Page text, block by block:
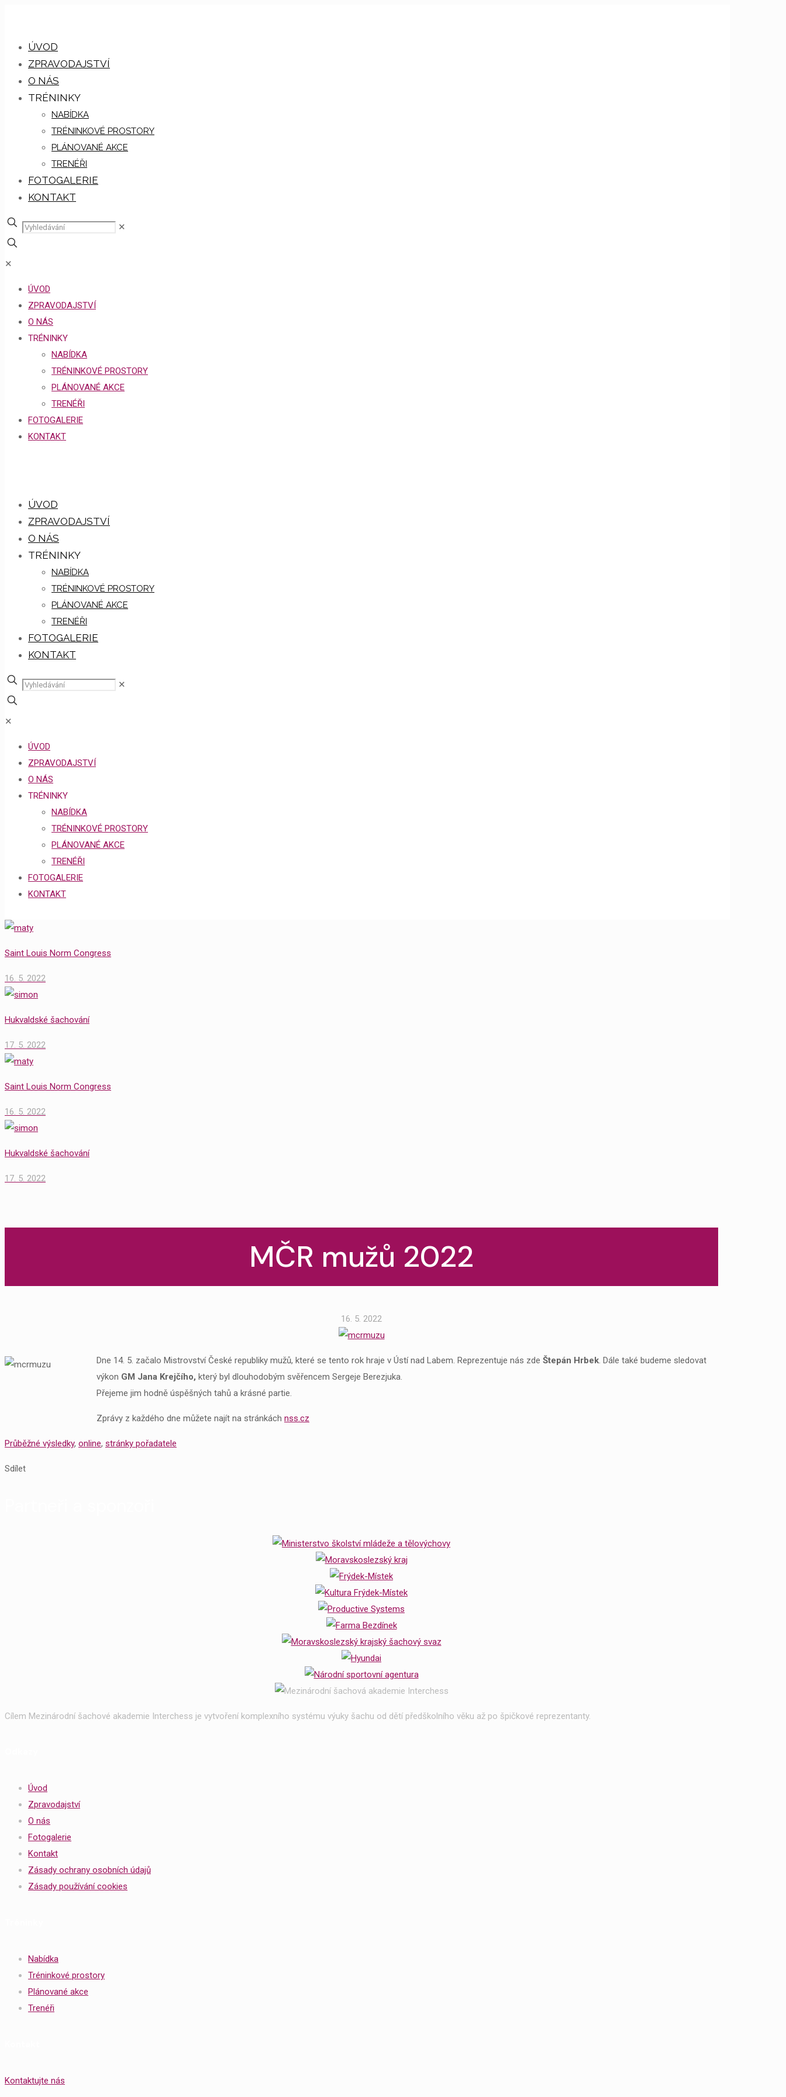
ÚVOD
ZPRAVODAJSTVÍ
O NÁS
TRÉNINKY
NABÍDKA
TRÉNINKOVÉ PROSTORY
PLÁNOVANÉ AKCE
TRENÉŘI
FOTOGALERIE
KONTAKT
✕
✕
ÚVOD
ZPRAVODAJSTVÍ
O NÁS
TRÉNINKY
NABÍDKA
TRÉNINKOVÉ PROSTORY
PLÁNOVANÉ AKCE
TRENÉŘI
FOTOGALERIE
KONTAKT
ÚVOD
ZPRAVODAJSTVÍ
O NÁS
TRÉNINKY
NABÍDKA
TRÉNINKOVÉ PROSTORY
PLÁNOVANÉ AKCE
TRENÉŘI
FOTOGALERIE
KONTAKT
✕
✕
ÚVOD
ZPRAVODAJSTVÍ
O NÁS
TRÉNINKY
NABÍDKA
TRÉNINKOVÉ PROSTORY
PLÁNOVANÉ AKCE
TRENÉŘI
FOTOGALERIE
KONTAKT
Saint Louis Norm Congress
16. 5. 2022
Hukvaldské šachování
17. 5. 2022
Saint Louis Norm Congress
16. 5. 2022
Hukvaldské šachování
17. 5. 2022
MČR mužů 2022
16. 5. 2022
Dne 14. 5. začalo Mistrovství České republiky mužů, které se tento rok hraje v Ústí nad Labem. Reprezentuje nás zde Štepán Hrbek . Dále také budeme sledovat
výkon GM Jana Krejčího, který byl dlouhodobým svěřencem Sergeje Berezjuka.
Přejeme jim hodně úspěšných tahů a krásné partie.
Zprávy z každého dne můžete najít na stránkách nss.cz
Průběžné výsledky, online, stránky pořadatele
Sdílet
Cílem Mezinárodní šachové akademie Interchess je vytvoření komplexního systému výuky šachu od dětí předškolního věku až po špičkové reprezentanty.
Úvod
Zpravodajství
O nás
Fotogalerie
Kontakt
Zásady ochrany osobních údajů
Zásady používání cookies
Nabídka
Tréninkové prostory
Plánované akce
Trenéři
Kontaktujte nás